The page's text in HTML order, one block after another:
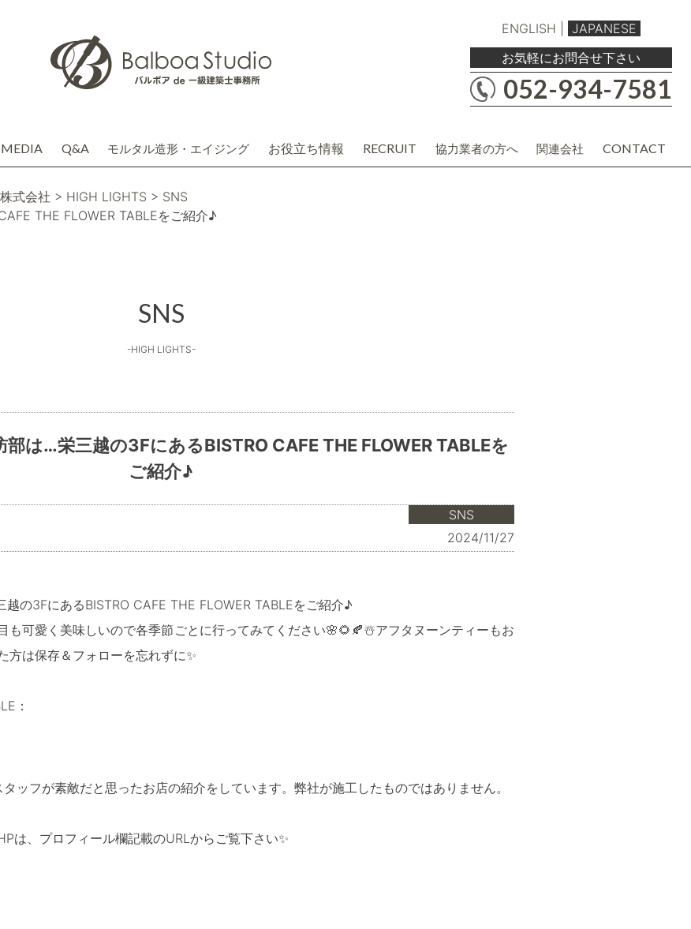
ENGLISH
JAPANESE
お気軽にお問合せ下さい
052-934-7581
MEDIA Q&A モルタル造形・エイジング お役立ち情報 RECRUIT 協力業者の方へ 関連会社 CONTACT
式会社 > HIGH LIGHTS > SNS
THE FLOWER TABLEをご紹介♪
SNS
-HIGH LIGHTS-
は…栄三越の3FにあるBISTRO CAFE THE FLOWER TABLEを
ご紹介♪
SNS
2024/11/27
の3FにあるBISTRO CAFE THE FLOWER TABLEをご紹介♪
も可愛く美味しいので各季節ごとに行ってみてください🌸🌻🍂☃️アフタヌーンティーもお
方は保存＆フォローを忘れずに✨
：
ッフが素敵だと思ったお店の紹介をしています。弊社が施工したものではありません。
は、プロフィール欄記載のURLからご覧下さい✨